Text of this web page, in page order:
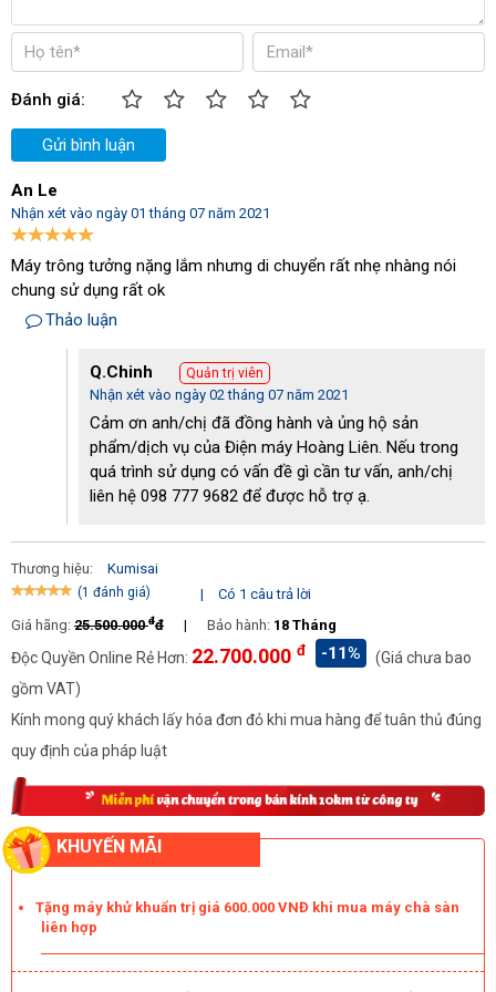
nhiều lần.
Là dòng máy tích hợp cả chức năng chà và hút tiện lợi. Do
được làm sạch hoàn toàn và sử dụng ngay lập tức mà
không cần dùng thêm bất kỳ thiết bị hay giẻ lau để làm khô
sàn. Cho nên, thiết bị phù hợp để làm sạch cho cả những
xưởng,...
Kumisai KMS2A có phần tay đẩy trang bị bảng điều khiển
bị này được nhiều người tin dùng tới vậy.
Hướng dẫn cách để vệ sinh và bảo quản cho máy
bảo quản máy tốt, trong quá trình vận hành và sử dụng máy, bạn
cần chú ý tới những vấn đề cơ bản sau đây:
Cần phải xả hết nước sạch và nước bẩn ra khỏi máy khi đã
Đánh giá:
Gửi bình luận
An Le
Nhận xét vào ngày 01 tháng 07 năm 2021
Máy trông tưởng nặng lắm nhưng di chuyển rất nhẹ nhàng nói
chung sử dụng rất ok
Thảo luận
Q.Chinh Quản trị viên
Nhận xét vào ngày 02 tháng 07 năm 2021
Cảm ơn anh/chị đã đồng hành và ủng hộ sản
phẩm/dịch vụ của Điện máy Hoàng Liên. Nếu trong
quá trình sử dụng có vấn đề gì cần tư vấn, anh/chị
liên hệ 098 777 9682 để được hỗ trợ ạ.
Thương hiệu: Kumisai
(1 đánh giá) |
Có 1 câu trả lời
Giá hãng: 25.500.000đđ | Bảo hành: 18 Tháng
Độc Quyền Online Rẻ Hơn: 22.700.000 đ -11%
(Giá chưa bao
gồm VAT)
Kính mong quý khách lấy hóa đơn đỏ khi mua hàng để tuân thủ đúng
quy định của pháp luật
KHUYẾN MÃI
Tặng máy khử khuẩn trị giá 600.000 VNĐ khi mua máy chà sàn
liên hợp